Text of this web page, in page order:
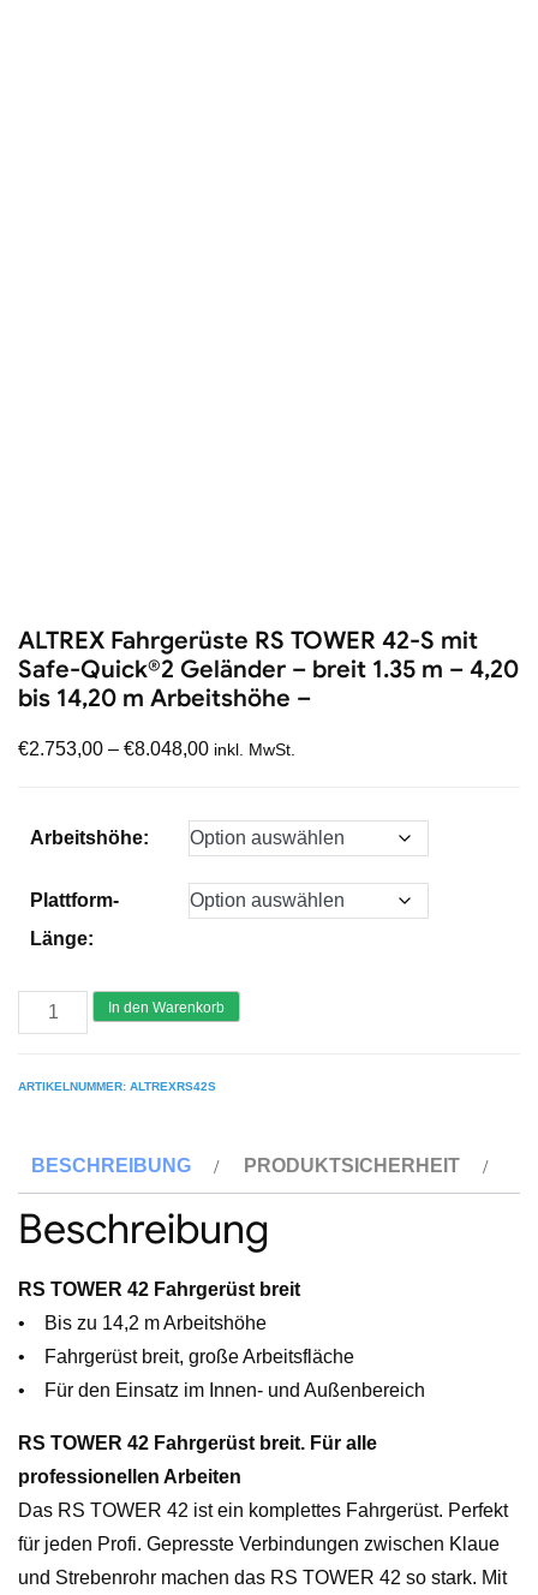
ALTREX Fahrgerüste RS TOWER 42-S mit
Safe-Quick®2 Geländer – breit 1.35 m – 4,20
bis 14,20 m Arbeitshöhe –
€2.753,00 – €8.048,00 inkl. MwSt.
Arbeitshöhe:
Plattform-
Länge:
ALTREX
Fahrgerüste
Safe-
m
-
4,20
bis
14,20
In den Warenkorb
ARTIKELNUMMER: ALTREXRS42S
BESCHREIBUNG PRODUKTSICHERHEIT
Beschreibung
RS TOWER 42 Fahrgerüst breit
• Bis zu 14,2 m Arbeitshöhe
• Fahrgerüst breit, große Arbeitsfläche
• Für den Einsatz im Innen- und Außenbereich
RS TOWER 42 Fahrgerüst breit. Für alle
professionellen Arbeiten
Das RS TOWER 42 ist ein komplettes Fahrgerüst. Perfekt
für jeden Profi. Gepresste Verbindungen zwischen Klaue
und Strebenrohr machen das RS TOWER 42 so stark. Mit